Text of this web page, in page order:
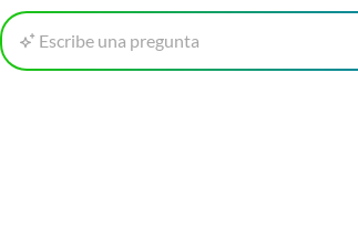
Escribe una pregunta